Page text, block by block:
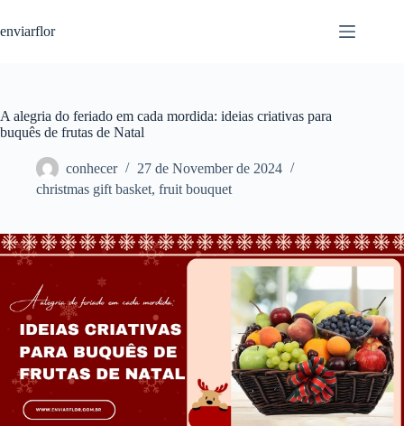
k
c
o
enviarflor
A alegria do feriado em cada mordida: ideias criativas para
buquês de frutas de Natal
conhecer
27 de November de 2024
christmas gift basket, fruit bouquet